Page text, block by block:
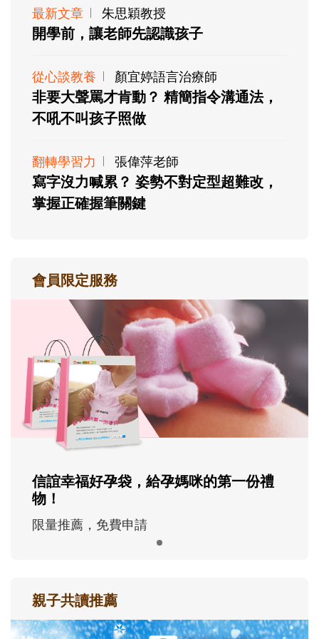
最新文章 朱思穎教授
開學前，讓老師先認識孩子
從心談教養 顏宜婷語言治療師
非要大聲罵才肯動？ 精簡指令溝通法，
不吼不叫孩子照做
翻轉學習力 張偉萍老師
寫字沒力喊累？ 姿勢不對定型超難改，
掌握正確握筆關鍵
會員限定服務
信誼幸福好孕袋，給孕媽咪的第一份禮
物！
限量推薦，免費申請
親子共讀推薦